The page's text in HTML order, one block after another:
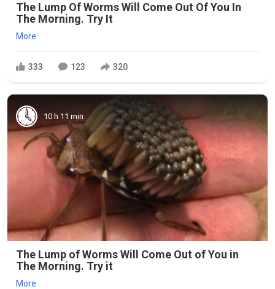
The Lump Of Worms Will Come Out Of You In
The Morning. Try It
More
333 123 320
10 h 11 min
The Lump of Worms Will Come Out of You in
The Morning. Try it
More